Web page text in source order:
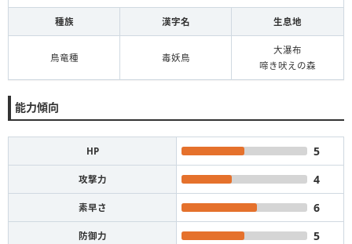
種族 漢字名 生息地
鳥竜種 毒妖鳥
大瀑布
啼き吠えの森
能力傾向
HP 5
攻撃力 4
素早さ 6
防御力 5